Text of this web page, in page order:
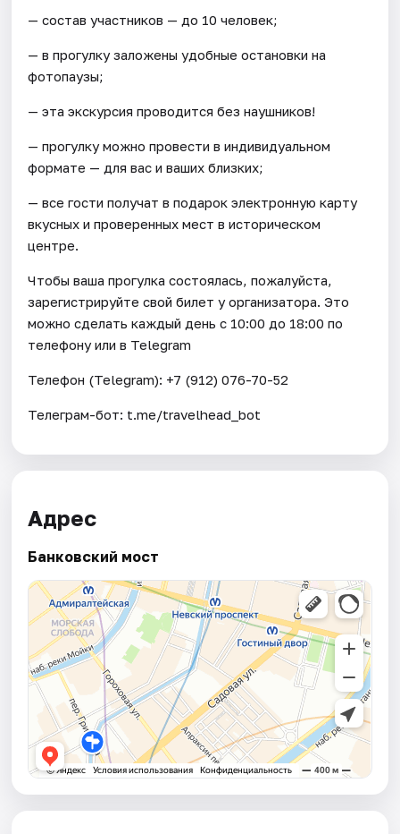
— состав участников — до 10 человек;
— в прогулку заложены удобные остановки на
фотопаузы;
— эта экскурсия проводится без наушников!
— прогулку можно провести в индивидуальном
формате — для вас и ваших близких;
— все гости получат в подарок электронную карту
вкусных и проверенных мест в историческом
центре.
Чтобы ваша прогулка состоялась, пожалуйста,
зарегистрируйте свой билет у организатора. Это
можно сделать каждый день c 10:00 до 18:00 по
телефону или в Telegram
Телефон (Telegram): +7 (912) 076-70-52
Телеграм-бот: t.me/travelhead_bot
Адрес
Банковский мост